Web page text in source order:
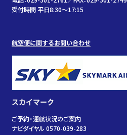
受付時間 平日8:30～17:15
航空便に関するお問い合わせ
スカイマーク
ご予約・運航状況のご案内
ナビダイヤル 0570-039-283